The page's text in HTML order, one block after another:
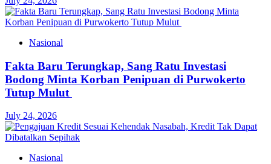
Nasional
Fakta Baru Terungkap, Sang Ratu Investasi
Bodong Minta Korban Penipuan di Purwokerto
Tutup Mulut
July 24, 2026
Nasional